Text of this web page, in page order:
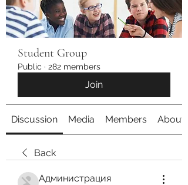
Student Group
Public · 282 members
Join
Discussion Media Members About
Back
Администрация